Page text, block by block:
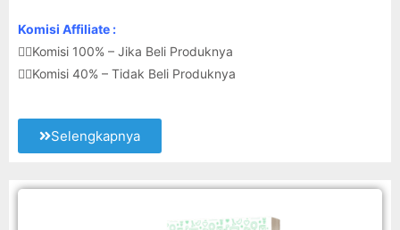
Komisi Affiliate :
👉🏽Komisi 100% – Jika Beli Produknya
👉🏽Komisi 40% – Tidak Beli Produknya
Selengkapnya